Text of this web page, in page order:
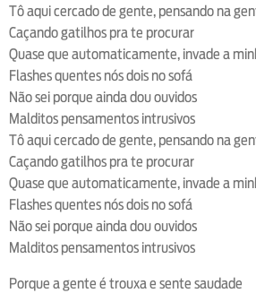
Tô aqui cercado de gente, pensando na
Caçando gatilhos pra te procurar
Quase que automaticamente, invade a
Flashes quentes nós dois no sofá
Não sei porque ainda dou ouvidos
Malditos pensamentos intrusivos
Tô aqui cercado de gente, pensando na
Caçando gatilhos pra te procurar
Quase que automaticamente, invade a
Flashes quentes nós dois no sofá
Não sei porque ainda dou ouvidos
Malditos pensamentos intrusivos
Porque a gente é trouxa e sente saudade